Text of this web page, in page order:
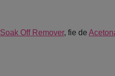
Soak Off Remover, fie de